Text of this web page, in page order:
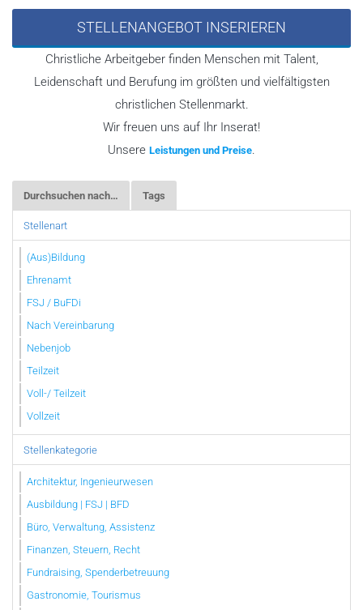
STELLENANGEBOT INSERIEREN
Christliche Arbeitgeber finden Menschen mit Talent,
Leidenschaft und Berufung im größten und vielfältigsten
christlichen Stellenmarkt.
Wir freuen uns auf Ihr Inserat!
Unsere Leistungen und Preise.
Durchsuchen nach… Tags
Stellenart
(Aus)Bildung
Ehrenamt
FSJ / BuFDi
Nach Vereinbarung
Nebenjob
Teilzeit
Voll-/ Teilzeit
Vollzeit
Stellenkategorie
Architektur, Ingenieurwesen
Ausbildung | FSJ | BFD
Büro, Verwaltung, Assistenz
Finanzen, Steuern, Recht
Fundraising, Spenderbetreuung
Gastronomie, Tourismus